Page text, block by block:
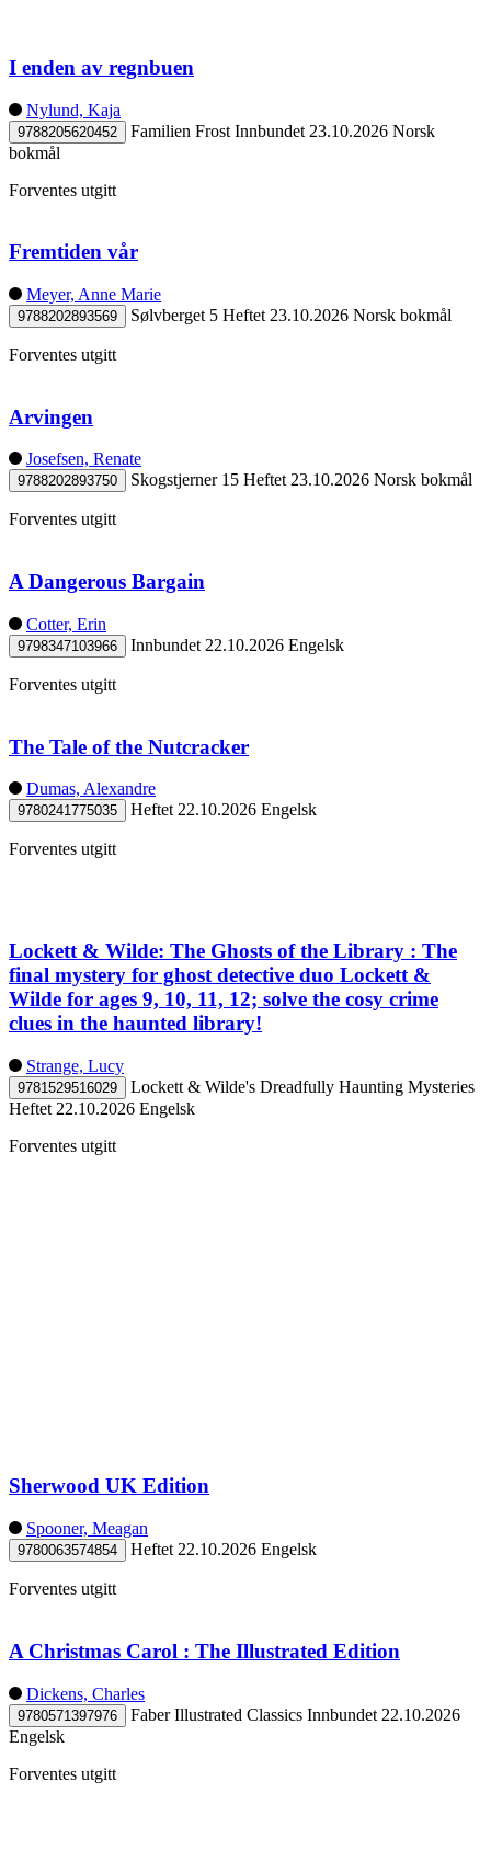
I enden av regnbuen
Nylund, Kaja
9788205620452 Familien Frost Innbundet 23.10.2026 Norsk
bokmål
Forventes utgitt
Fremtiden vår
Meyer, Anne Marie
9788202893569 Sølvberget 5 Heftet 23.10.2026 Norsk bokmål
Forventes utgitt
Arvingen
Josefsen, Renate
9788202893750 Skogstjerner 15 Heftet 23.10.2026 Norsk bokmål
Forventes utgitt
A Dangerous Bargain
Cotter, Erin
9798347103966 Innbundet 22.10.2026 Engelsk
Forventes utgitt
The Tale of the Nutcracker
Dumas, Alexandre
9780241775035 Heftet 22.10.2026 Engelsk
Forventes utgitt
Lockett & Wilde: The Ghosts of the Library : The
final mystery for ghost detective duo Lockett &
Wilde for ages 9, 10, 11, 12; solve the cosy crime
clues in the haunted library!
Strange, Lucy
9781529516029
Lockett & Wilde's Dreadfully Haunting Mysteries
Heftet 22.10.2026 Engelsk
Forventes utgitt
Sherwood UK Edition
Spooner, Meagan
9780063574854 Heftet 22.10.2026 Engelsk
Forventes utgitt
A Christmas Carol : The Illustrated Edition
Dickens, Charles
9780571397976 Faber Illustrated Classics Innbundet 22.10.2026
Engelsk
Forventes utgitt